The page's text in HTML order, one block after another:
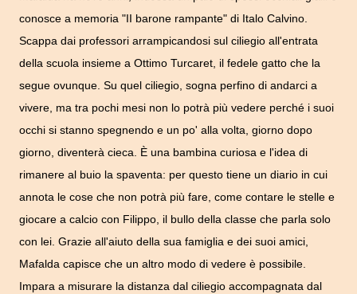
conosce a memoria "II barone rampante" di Italo Calvino.
Scappa dai professori arrampicandosi sul ciliegio all'entrata
della scuola insieme a Ottimo Turcaret, il fedele gatto che la
segue ovunque. Su quel ciliegio, sogna perfino di andarci a
vivere, ma tra pochi mesi non lo potrà più vedere perché i suoi
occhi si stanno spegnendo e un po' alla volta, giorno dopo
giorno, diventerà cieca. È una bambina curiosa e l'idea di
rimanere al buio la spaventa: per questo tiene un diario in cui
annota le cose che non potrà più fare, come contare le stelle e
giocare a calcio con Filippo, il bullo della classe che parla solo
con lei. Grazie all'aiuto della sua famiglia e dei suoi amici,
Mafalda capisce che un altro modo di vedere è possibile.
Impara a misurare la distanza dal ciliegio accompagnata dal